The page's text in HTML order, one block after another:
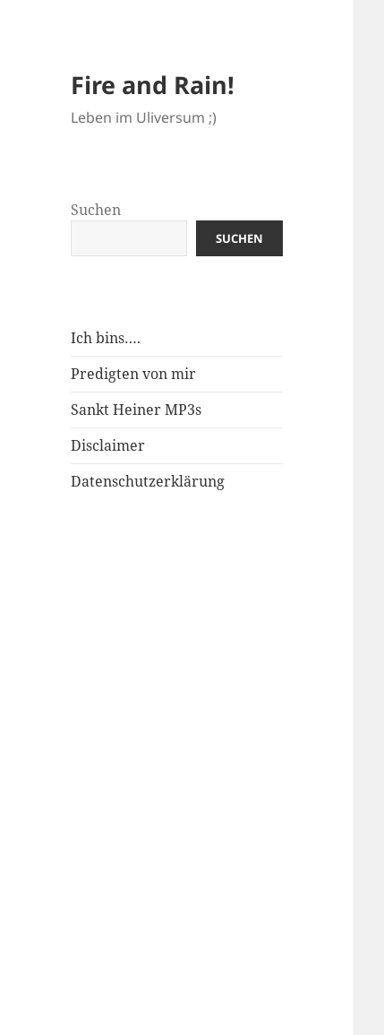
Fire and Rain!
Leben im Uliversum ;)
Suchen
SUCHEN
Ich bins….
Predigten von mir
Sankt Heiner MP3s
Disclaimer
Datenschutzerklärung